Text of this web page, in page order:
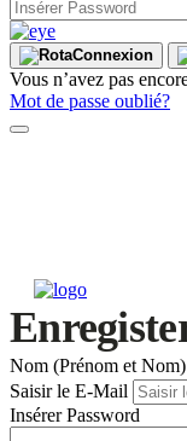
Connexion
Vous n’avez pas
Mot de passe oublié?
Nom (Prénom et Nom)
Saisir le E-Mail
Insérer Password